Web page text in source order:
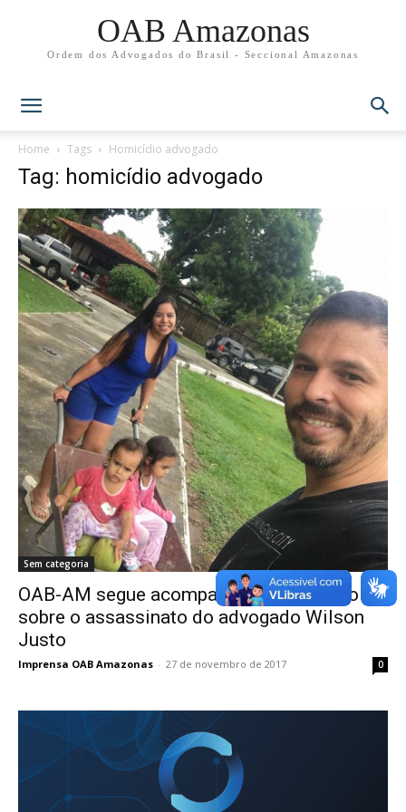
OAB Amazonas
Ordem dos Advogados do Brasil - Seccional Amazonas
Home Tags Homicídio advogado
Tag: homicídio advogado
Sem categoria
OAB-AM segue acompanhando inquérito
sobre o assassinato do advogado Wilson
Justo
Imprensa OAB Amazonas - 27 de novembro de 2017 0